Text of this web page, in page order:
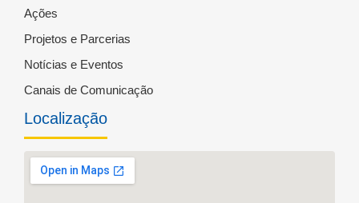
Ações
Projetos e Parcerias
Notícias e Eventos
Canais de Comunicação
Localização